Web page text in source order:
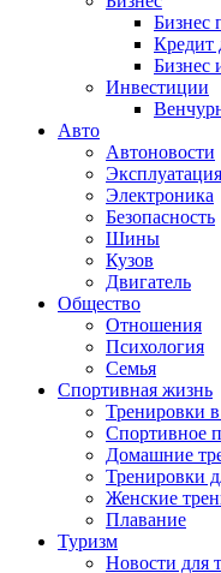
Бизнес
Кредит
Бизнес
Инвестиции
Авто
Автоновости
Электроника
Безопасность
Шины
Кузов
Двигатель
Общество
Отношения
Психология
Семья
Спортивная жизнь
Тренировки в
Спортивное
Домашние
Тренировки
Женские
Плавание
Туризм
Новости для